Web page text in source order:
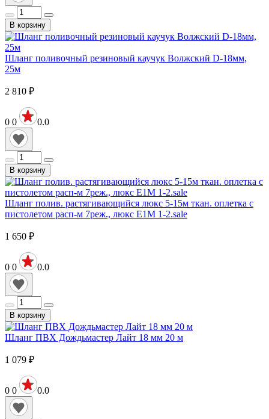
В корзину
Шланг поливочный резиновый каучук Волжский D-18мм,
25м
2 810 ₽
0 0 0.0
В корзину
Шланг полив. растягивающийся люкс 5-15м ткан. оплетка с
пистолетом расп-м 7реж., люкс E1M 1-2.sale
1 650 ₽
0 0 0.0
В корзину
Шланг ПВХ Дождьмастер Лайт 18 мм 20 м
1 079 ₽
0 0 0.0